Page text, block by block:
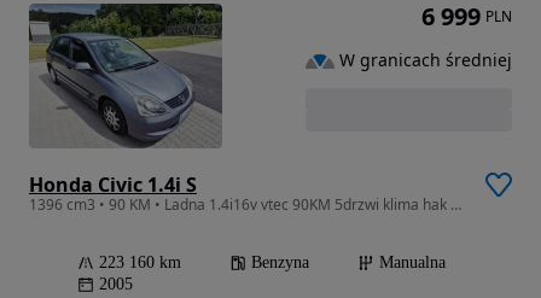
Honda Civic 1.4i S
1396 cm3 • 90 KM • Ladna 1.4i16v vtec 90KM 5drzwi klima hak 1wł 31.07 serwis olejowy
223 160 km Benzyna
Manualna
2005
6 999 PLN
W granicach średniej